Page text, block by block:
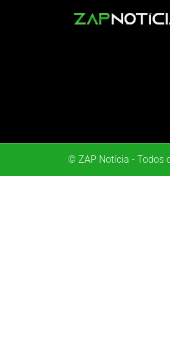
© ZAP Notícia - Todos